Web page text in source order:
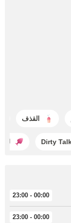
القذف
Dirty
00:00 - 23:00
00:00 - 23:00